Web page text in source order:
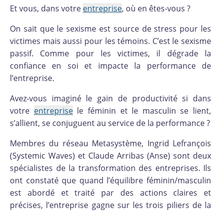
Et vous, dans votre entreprise, où en êtes-vous ?
On sait que le sexisme est source de stress pour les
victimes mais aussi pour les témoins. C’est le sexisme
passif. Comme pour les victimes, il dégrade la
confiance en soi et impacte la performance de
l’entreprise.
Avez-vous imaginé le gain de productivité si dans
votre entreprisele féminin et le masculin se lient,
s’allient, se conjuguent au service de la performance ?
Membres du réseau Metasystème, Ingrid Lefrançois
(Systemic Waves) et Claude Arribas (Anse) sont deux
spécialistes de la transformation des entreprises. Ils
ont constaté que quand l’équilibre féminin/masculin
est abordé et traité par des actions claires et
précises, l’entreprise gagne sur les trois piliers de la